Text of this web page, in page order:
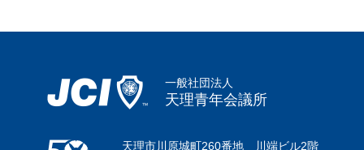
一般社団法人
天理青年会議所
天理市川原城町260番地 川端ビル2階